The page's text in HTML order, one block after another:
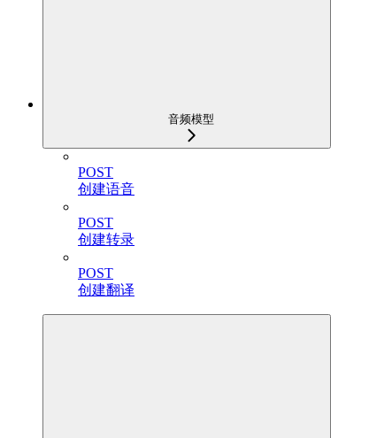
音频模型
POST
创建语音
POST
创建转录
POST
创建翻译